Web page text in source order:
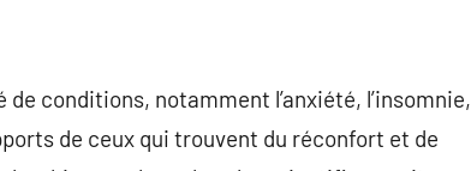
conditions, notamment l’anxiété, l’insomnie,
de ceux qui trouvent du réconfort et de